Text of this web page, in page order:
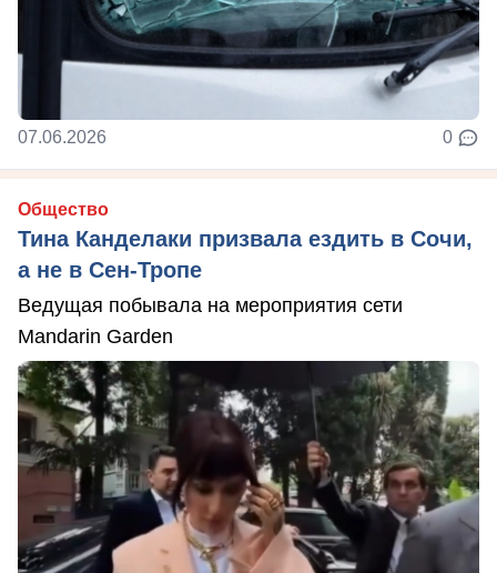
07.06.2026 0
Общество
Тина Канделаки призвала ездить в Сочи,
а не в Сен-Тропе
Ведущая побывала на мероприятия сети
Mandarin Garden